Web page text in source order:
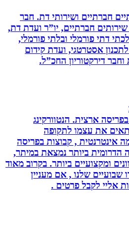
ושירותי דת. חבר
חברתיים, יו”ר ועדת דת,
פורמלי ובלתי פורמלי,
אסטרטגי, ועדת קידום
דירקטוריון החכ”ל.
ארצית. הנטוורקינג
את עצמו לתקופה
, קבוצות בפריסה
ביותר נמצאת במיתר,
ביותר. בקרוב מאוד
שלנו , אם מעניין
לקבל פרטים .